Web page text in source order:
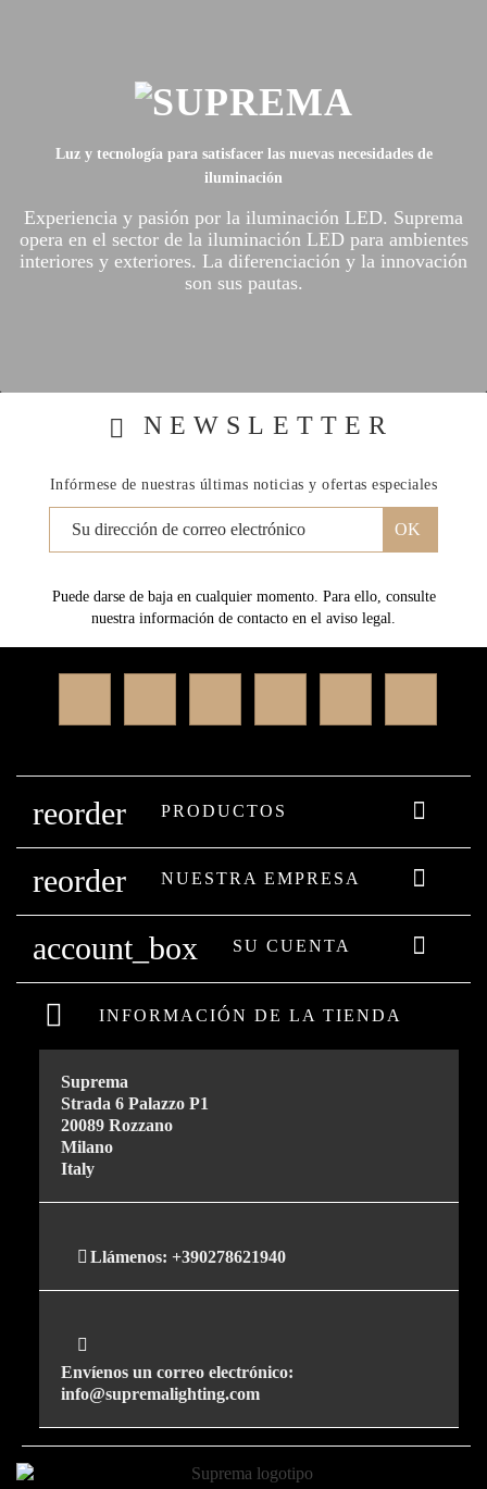
Luz y tecnología para satisfacer las nuevas necesidades de
iluminación
Experiencia y pasión por la iluminación LED. Suprema
opera en el sector de la iluminación LED para ambientes
interiores y exteriores. La diferenciación y la innovación
son sus pautas.
NEWSLETTER
Infórmese de nuestras últimas noticias y ofertas especiales
Puede darse de baja en cualquier momento. Para ello, consulte
nuestra información de contacto en el aviso legal.
reorder PRODUCTOS 
reorder NUESTRA EMPRESA 
account_box SU CUENTA 
INFORMACIÓN DE LA TIENDA
Suprema
Strada 6 Palazzo P1
20089 Rozzano
Milano
Italy
Llámenos: +390278621940
Envíenos un correo electrónico:
info@supremalighting.com